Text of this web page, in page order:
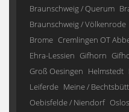
Braunschweig / Querum
Braunschweig / Völkenrode
Brome Cremlingen OT
Ehra-Lessien Gifhorn
Groß Oesingen Helmstedt
Leiferde Meine /
Oebisfelde / Niendorf